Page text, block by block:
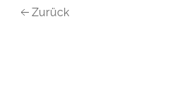
Zurück